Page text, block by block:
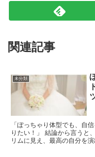
関連記事
未分類
「ぽっちゃり体型でも、自
りたい！」 結論から言うと
リムに見え、最高の自分を